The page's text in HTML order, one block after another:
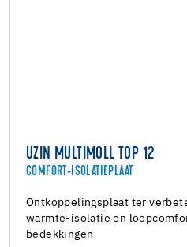
UZIN MULTIMOLL TOP 12
COMFORT-ISOLATIEPLAAT
Ontkoppelingsplaat ter
warmte-isolatie en
bedekkingen